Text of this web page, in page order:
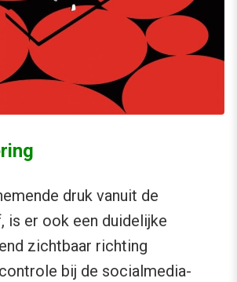
druk vanuit de
is er ook een duidelijke
zichtbaar richting
bij de socialmedia-